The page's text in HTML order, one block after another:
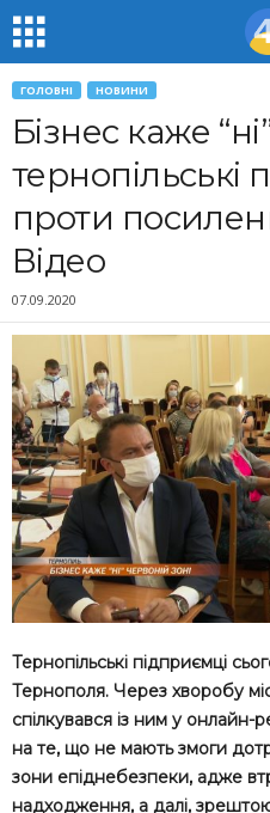
ГОЛОВНІ НОВИНИ
Бізнес каже
тернопільські
проти
Відео
07.09.2020
Тернопільські підприємці
Тернополя. Через хворобу
спілкувався із ним у онлайн-
на те, що не мають змоги
зони епіднебезпеки, адже
надходження, а далі,